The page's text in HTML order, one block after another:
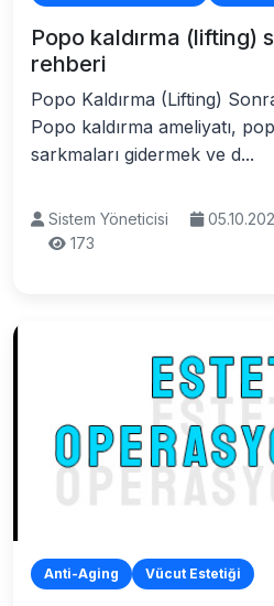
Popo kaldırma (lifting)
rehberi
Popo Kaldırma (Lifting)
Popo kaldırma ameliyatı,
sarkmaları gidermek ve d...
Sistem Yöneticisi
173
Anti-Aging Vücut Estetiği